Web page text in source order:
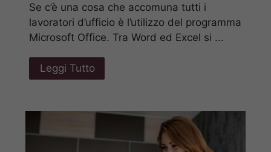
Se c’è una cosa che accomuna tutti i
lavoratori d’ufficio è l’utilizzo del programma
Microsoft Office. Tra Word ed Excel si ...
Leggi Tutto